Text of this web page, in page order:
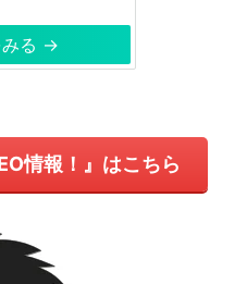
みる →
情報！』はこちら